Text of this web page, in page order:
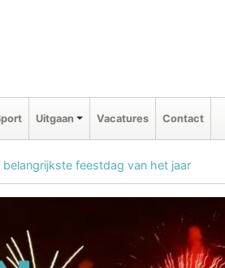
Uitgaan Vacatures Contact
feestdag van het jaar